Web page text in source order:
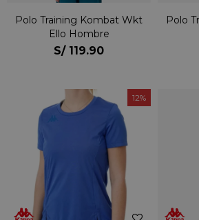
Polo Training Kombat Wkt
Ello Hombre
S/ 119.90
Polo
12